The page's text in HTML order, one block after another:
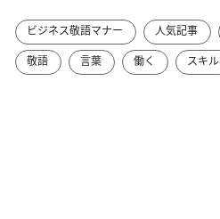
ビジネス敬語マナー 人気記事
敬語
言葉 働く スキル